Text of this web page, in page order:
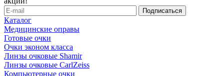
Каталог
Медицинские оправы
Готовые очки
Очки эконом класса
Линзы очковые Shamir
Линзы очковые CarlZeiss
Компьютерные очки